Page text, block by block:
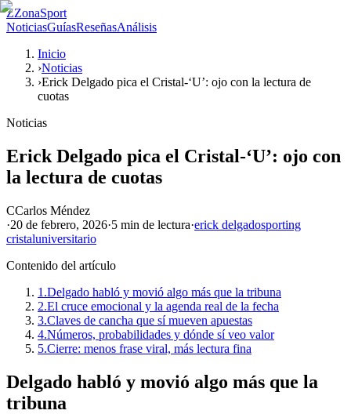
ZZonaSport
NoticiasGuíasReseñasAnálisis
Inicio
›Noticias
›Erick Delgado pica el Cristal-‘U’: ojo con la lectura de
cuotas
Noticias
Erick Delgado pica el Cristal-‘U’: ojo con
la lectura de cuotas
CCarlos Méndez
·20 de febrero, 2026·5 min de lectura·erick delgadosporting
cristaluniversitario
Contenido del artículo
1.Delgado habló y movió algo más que la tribuna
2.El cruce emocional y la agenda real de la fecha
3.Claves de cancha que sí mueven apuestas
4.Números, probabilidades y dónde sí veo valor
5.Cierre: menos frase viral, más lectura fina
Delgado habló y movió algo más que la
tribuna